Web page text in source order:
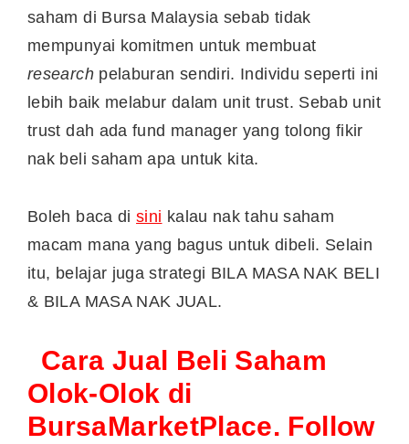
saham di Bursa Malaysia sebab tidak
mempunyai komitmen untuk membuat
researchpelaburan sendiri. Individu seperti ini
lebih baik melabur dalam unit trust. Sebab unit
trust dah ada fund manager yang tolong fikir
nak beli saham apa untuk kita.
Boleh baca disini kalau nak tahu saham
macam mana yang bagus untuk dibeli. Selain
itu, belajar juga strategi BILA MASA NAK BELI
& BILA MASA NAK JUAL.
Cara Jual Beli Saham
Olok-Olok di
BursaMarketPlace. Follow